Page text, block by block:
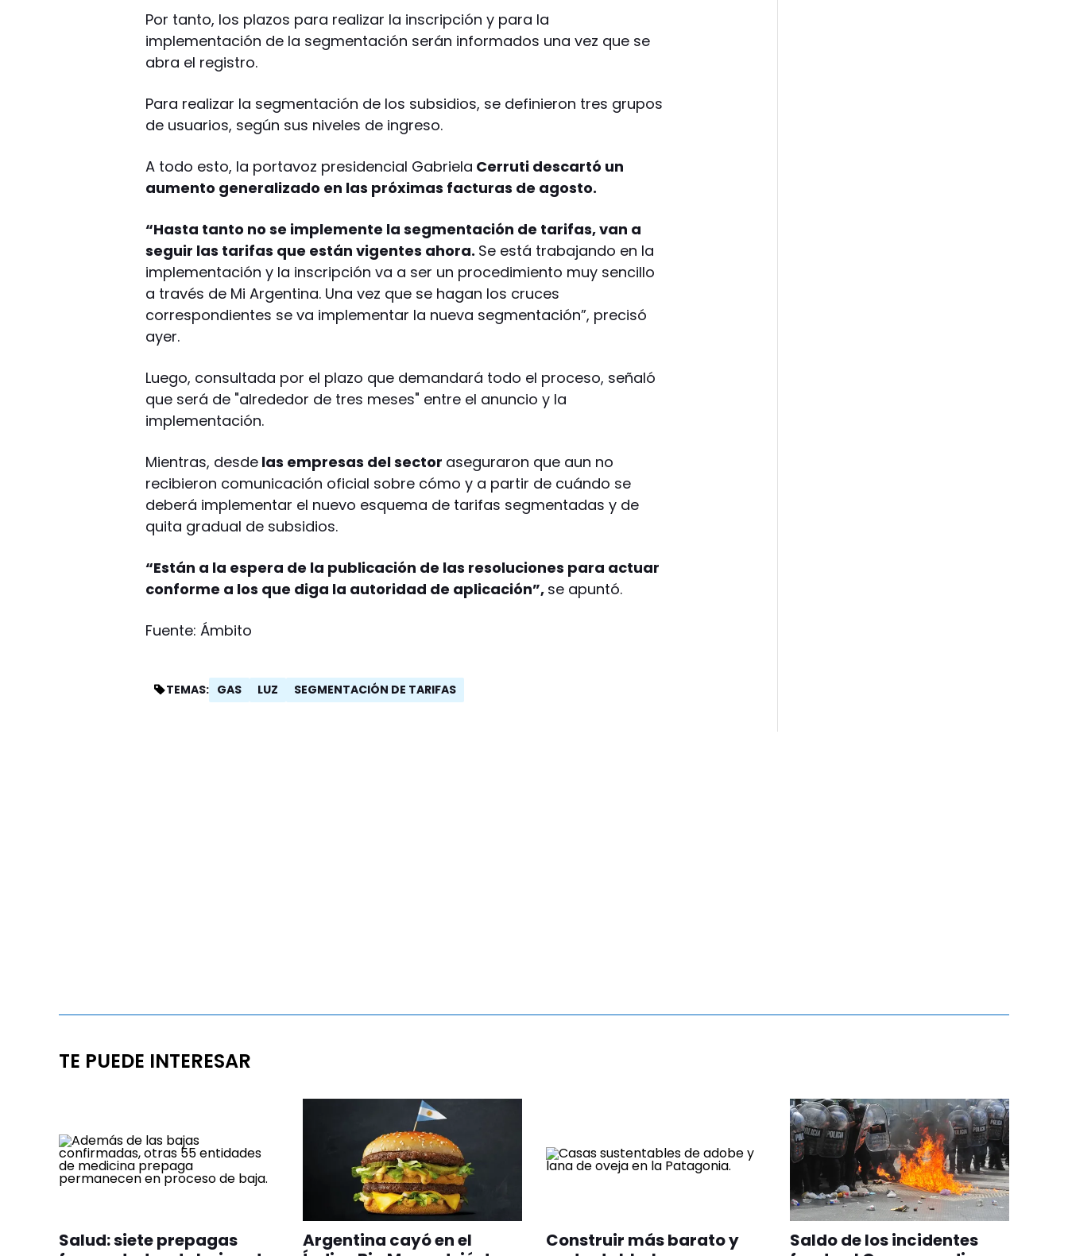
Por tanto, los plazos para realizar la inscripción y para la
implementación de la segmentación serán informados una vez que se
abra el registro.
Para realizar la segmentación de los subsidios, se definieron tres grupos
de usuarios, según sus niveles de ingreso.
A todo esto, la portavoz presidencial Gabriela Cerruti descartó un
aumento generalizado en las próximas facturas de agosto.
“Hasta tanto no se implemente la segmentación de tarifas, van a
seguir las tarifas que están vigentes ahora. Se está trabajando en la
implementación y la inscripción va a ser un procedimiento muy sencillo
a través de Mi Argentina. Una vez que se hagan los cruces
correspondientes se va implementar la nueva segmentación”, precisó
ayer.
Luego, consultada por el plazo que demandará todo el proceso, señaló
que será de "alrededor de tres meses" entre el anuncio y la
implementación.
Mientras, desde las empresas del sector aseguraron que aun no
recibieron comunicación oficial sobre cómo y a partir de cuándo se
deberá implementar el nuevo esquema de tarifas segmentadas y de
quita gradual de subsidios.
“Están a la espera de la publicación de las resoluciones para actuar
conforme a los que diga la autoridad de aplicación”, se apuntó.
Fuente: Ámbito
TEMAS: GAS LUZ SEGMENTACIÓN DE TARIFAS
TE PUEDE INTERESAR
Salud: siete prepagas
Argentina cayó en el
Construir más barato y
Saldo de los incidentes